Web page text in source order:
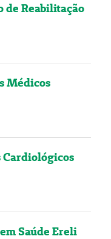
de Reabilitação
Médicos
Cardiológicos
Saúde Ereli